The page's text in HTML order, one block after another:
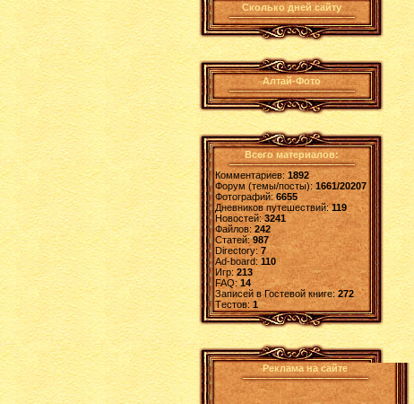
Сколько дней сайту
Алтай-Фото
Всего материалов:
Комментариев: 1892
Форум (темы/посты):1661/20207
Фотографий:6655
Дневников путешествий:119
Новостей:3241
Файлов: 242
Статей:987
Directory: 7
Ad-board:110
Игр: 213
FAQ:14
Записей в Гостевой книге:272
Tестов: 1
Реклама на сайте